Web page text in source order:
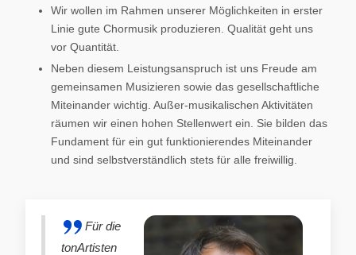
Wir wollen im Rahmen unserer Möglichkeiten in erster
Linie gute Chormusik produzieren. Qualität geht uns
vor Quantität.
Neben diesem Leistungsanspruch ist uns Freude am
gemeinsamen Musizieren sowie das gesellschaftliche
Miteinander wichtig. Außer-musikalischen Aktivitäten
räumen wir einen hohen Stellenwert ein. Sie bilden das
Fundament für ein gut funktionierendes Miteinander
und sind selbstverständlich stets für alle freiwillig.
Für die
tonArtisten